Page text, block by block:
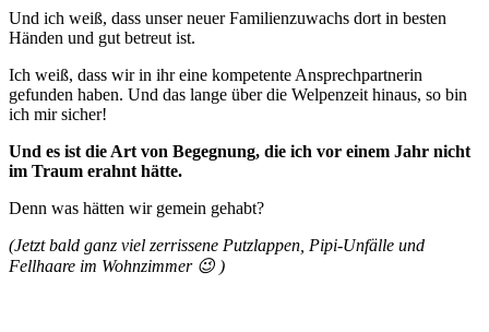
Und ich weiß, dass unser neuer Familienzuwachs dort in besten
Händen und gut betreut ist.
Ich weiß, dass wir in ihr eine kompetente Ansprechpartnerin
gefunden haben. Und das lange über die Welpenzeit hinaus, so bin
ich mir sicher!
Und es ist die Art von Begegnung, die ich vor einem Jahr nicht
im Traum erahnt hätte.
Denn was hätten wir gemein gehabt?
(Jetzt bald ganz viel zerrissene Putzlappen, Pipi-Unfälle und
Fellhaare im Wohnzimmer 😉 )